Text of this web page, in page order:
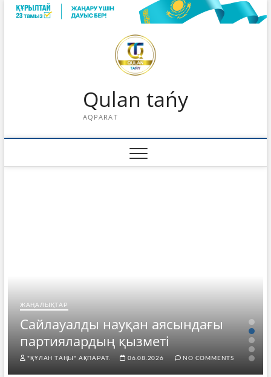
Skip
Qulan tańy
AQPARAT
ЖАҢАЛЫҚТАР
Сайлауалды науқан аясындағы
партиялардың қызметі
"ҚҰЛАН ТАҢЫ" АҚПАРАТ. 06.08.2026 NO COMMENTS